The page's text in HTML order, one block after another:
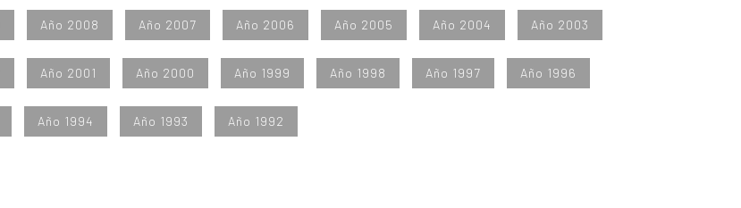
Año 2008 Año 2007 Año 2006 Año 2005 Año 2004 Año 2003
Año 2001 Año 2000 Año 1999 Año 1998 Año 1997 Año 1996
Año 1994 Año 1993 Año 1992